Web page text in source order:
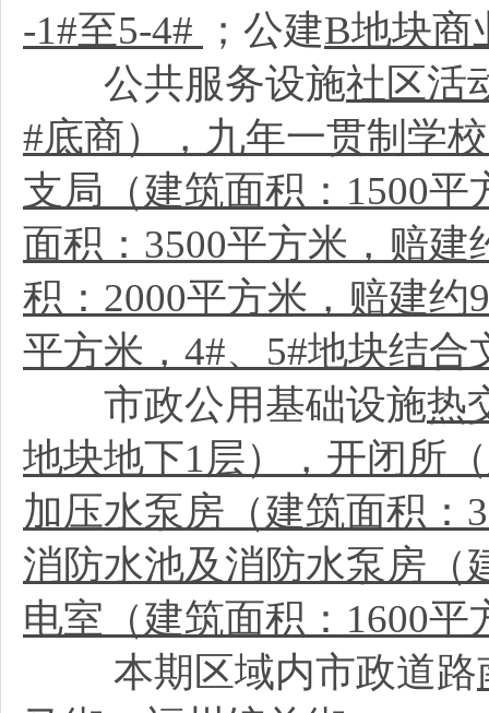
-1#至5-4#
；公建B地块商
公共服务设施社区活
#底商），九年一贯制学
支局（建筑面积：1500
面积：3500平方米，赔建
积：2000平方米，赔建约
平方米，4#、5#地块结合
市政公用基础设施热
地块地下1层），开闭所
加压水泵房（建筑面积：
消防水池及消防水泵房（
电室（建筑面积：1600
本期区域内市政道路